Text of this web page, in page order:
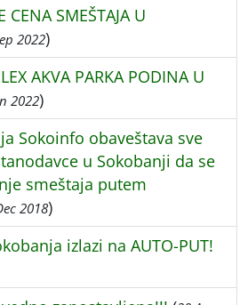
CENA SMEŠTAJA U
2022)
AKVA PARKA PODINA U
2022)
Sokoinfo obaveštava sve
u Sokobanji da se
smeštaja putem
2018)
izlazi na AUTO-PUT!